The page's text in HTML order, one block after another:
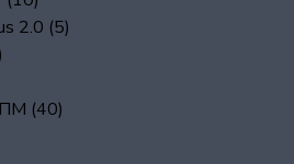
2.0 (5)
ПМ (40)